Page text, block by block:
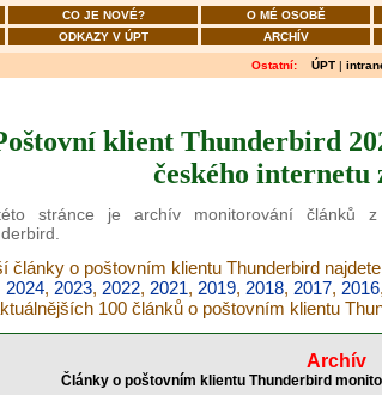
CO JE NOVÉ? O MÉ OSOBĚ
ODKAZY V ÚPT ARCHÍV
Ostatní: ÚPT |
klient Thunderbird
českého internetu
stránce je archív monitorování článků
články o poštovním klientu Thunderbird
2024, 2023, 2022, 2021, 2019, 2018, 2017, 2016,
100 článků o poštovním klientu
Archív
Články o poštovním klientu Thunderbird